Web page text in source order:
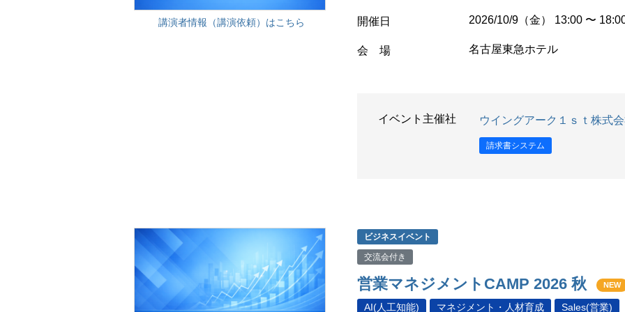
講演者情報（講演依頼）はこちら 開催日 2026/10/9（金） 13:00 〜
会 場 名古屋東急ホテル
イベント主催社 ウイングアーク１ｓｔ株式
請求書システム
ビジネスイベント
交流会付き
営業マネジメントCAMP 2026 秋 NEW
AI(人工知能) マネジメント・人材育成 Sales(営業)